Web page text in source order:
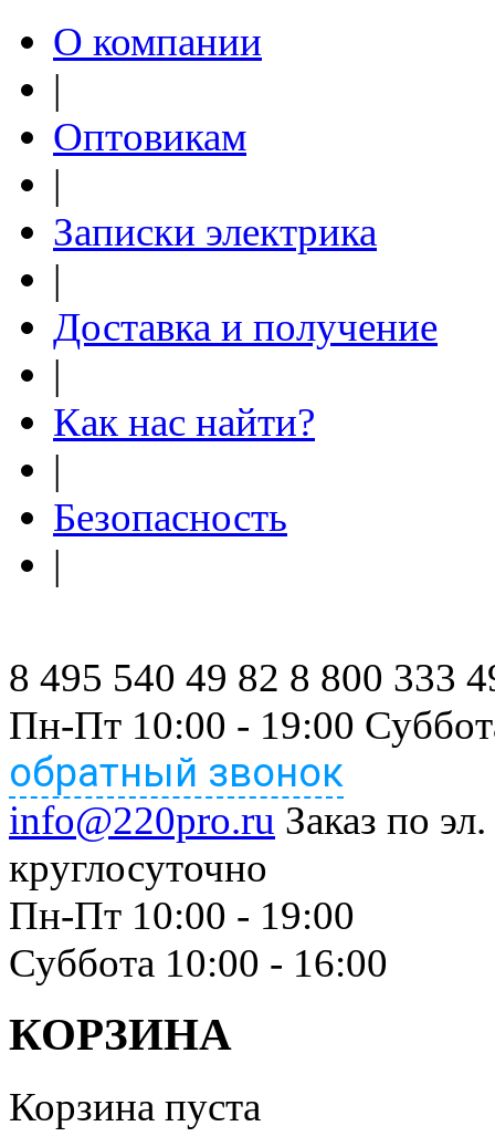
О компании
|
Оптовикам
|
Записки электрика
|
Доставка и получение
|
Как нас найти?
|
Безопасность
|
8 495 540 49 82 8 800 333
Пн-Пт 10:00 - 19:00
обратный звонок
info@220pro.ru Заказ по
круглосуточно
Пн-Пт 10:00 - 19:00
Суббота 10:00 - 16:00
КОРЗИНА
Корзина пуста